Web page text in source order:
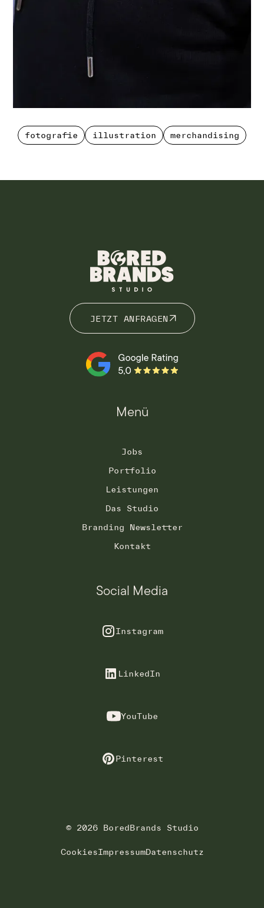
fotografie
fotografie
illustration
illustration
merchandising
merchandising
JETZT ANFRAGEN
Menü
Jobs
Portfolio
Leistungen
Das Studio
Branding Newsletter
Kontakt
Social Media
Instagram
LinkedIn
YouTube
Pinterest
© 2026 BoredBrands Studio
CookiesImpressumDatenschutz